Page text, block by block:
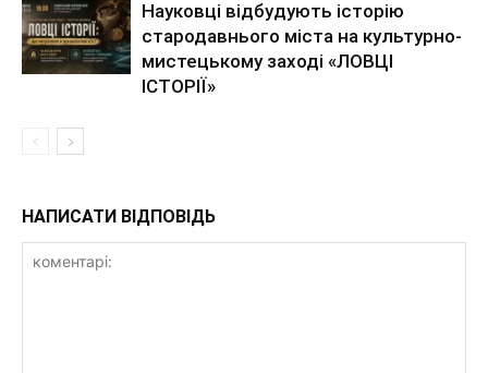
Науковці відбудують історію
стародавнього міста на культурно-
мистецькому заході «ЛОВЦІ
ІСТОРІЇ»
НАПИСАТИ ВІДПОВІДЬ